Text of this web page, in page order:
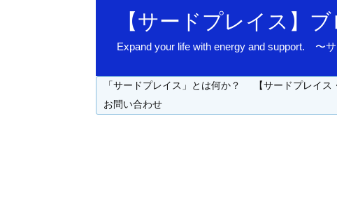
【サードプレイス】
Expand your life with energy and support. 〜
「サードプレイス」とは何か？ 【サードプレイ
お問い合わせ